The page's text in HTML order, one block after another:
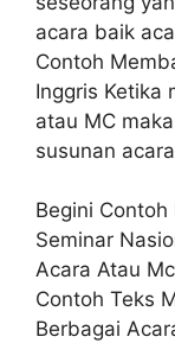
acara baik
Contoh
Inggris Ketika
atau MC
susunan
Begini Contoh
Seminar
Acara Atau
Contoh Teks
Berbagai